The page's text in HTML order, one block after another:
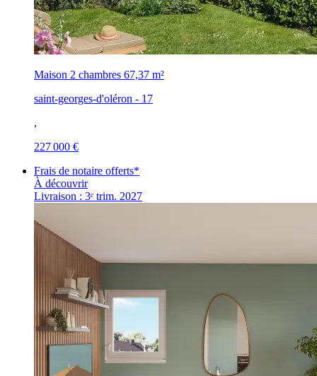
Maison 2 chambres 67,37 m²
saint-georges-d'oléron - 17
,
227 000 €
Frais de notaire offerts*
À découvrir
Livraison : 3ᵉ trim. 2027